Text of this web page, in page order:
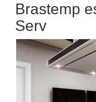
Brastemp
Serv